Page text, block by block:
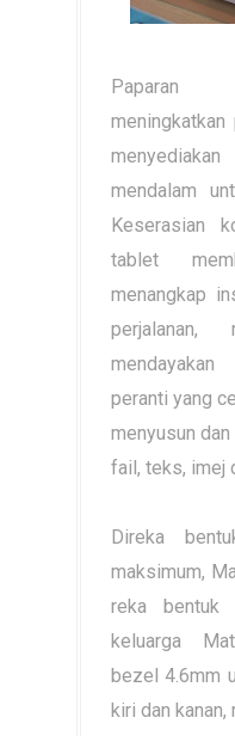
Paparan
meningkatkan
mendalam
Keserasian
tablet
menangkap
perjalanan,
peranti yang
menyusun
fail, teks, imej
Direka
maksimum,
reka bentuk
keluarga
bezel 4.6mm
kiri dan